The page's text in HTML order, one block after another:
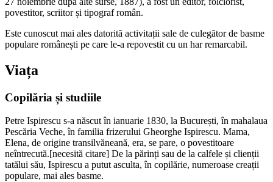
povestitor, scriitor și tipograf român.
Este cunoscut mai ales datorită activitații sale de culegător de basme
populare românești pe care le-a repovestit cu un har remarcabil.
Viața
Copilăria și studiile
Petre Ispirescu s-a născut în ianuarie 1830, la București, în mahalaua
Pescăria Veche, în familia frizerului Gheorghe Ispirescu. Mama,
Elena, de origine transilvăneană, era, se pare, o povestitoare
neîntrecută.[necesită citare] De la părinți sau de la calfele și clienții
tatălui său, Ispirescu a putut asculta, în copilărie, numeroase creații
populare, mai ales basme.